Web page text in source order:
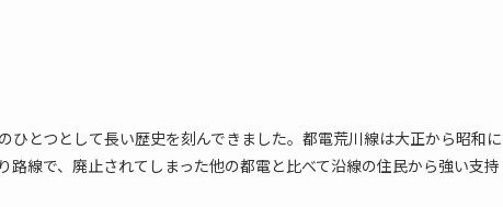
とつとして長い歴史を刻んできました。都電荒川線は大正から昭和に
線で、廃止されてしまった他の都電と比べて沿線の住民から強い支持